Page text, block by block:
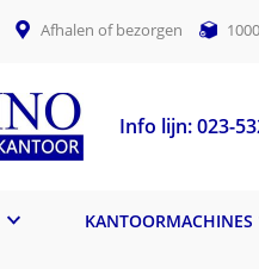
Afhalen of bezorgen
Info lijn: 023-
KANTOORMACHINES